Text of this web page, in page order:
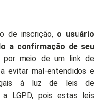
de inscrição, o usuário
a confirmação de seu
por meio de um link de
evitar mal-entendidos e
à luz de leis de
LGPD, pois estas leis